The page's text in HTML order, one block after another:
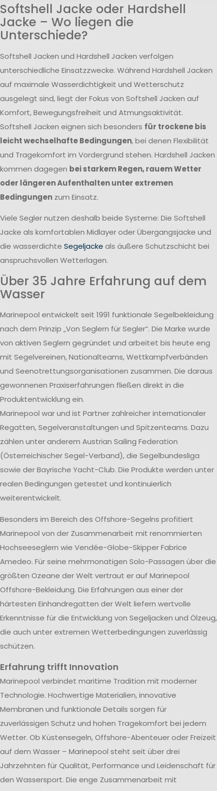
Softshell Jacke oder Hardshell
Jacke – Wo liegen die
Unterschiede?
Softshell Jacken und Hardshell Jacken verfolgen
unterschiedliche Einsatzzwecke. Während Hardshell Jacken
auf maximale Wasserdichtigkeit und Wetterschutz
ausgelegt sind, liegt der Fokus von Softshell Jacken auf
Komfort, Bewegungsfreiheit und Atmungsaktivität.
Softshell Jacken eignen sich besonders für trockene bis
leicht wechselhafte Bedingungen, bei denen Flexibilität
und Tragekomfort im Vordergrund stehen. Hardshell Jacken
kommen dagegen bei starkem Regen, rauem Wetter
oder längeren Aufenthalten unter extremen
Bedingungen zum Einsatz.
Viele Segler nutzen deshalb beide Systeme: Die Softshell
Jacke als komfortablen Midlayer oder Übergangsjacke und
die wasserdichte Segeljacke als äußere Schutzschicht bei
anspruchsvollen Wetterlagen.
Über 35 Jahre Erfahrung auf dem
Wasser
Marinepool entwickelt seit 1991 funktionale Segelbekleidung
nach dem Prinzip „Von Seglern für Segler“. Die Marke wurde
von aktiven Seglern gegründet und arbeitet bis heute eng
mit Segelvereinen, Nationalteams, Wettkampfverbänden
und Seenotrettungsorganisationen zusammen. Die daraus
gewonnenen Praxiserfahrungen fließen direkt in die
Produktentwicklung ein.
Marinepool war und ist Partner zahlreicher internationaler
Regatten, Segelveranstaltungen und Spitzenteams. Dazu
zählen unter anderem Austrian Sailing Federation
(Österreichischer Segel-Verband), die Segelbundesliga
sowie der Bayrische Yacht-Club. Die Produkte werden unter
realen Bedingungen getestet und kontinuierlich
weiterentwickelt.
Besonders im Bereich des Offshore-Segelns profitiert
Marinepool von der Zusammenarbeit mit renommierten
Hochseeseglern wie Vendée-Globe-Skipper Fabrice
Amedeo. Für seine mehrmonatigen Solo-Passagen über die
größten Ozeane der Welt vertraut er auf Marinepool
Offshore-Bekleidung. Die Erfahrungen aus einer der
härtesten Einhandregatten der Welt liefern wertvolle
Erkenntnisse für die Entwicklung von Segeljacken und Ölzeug,
die auch unter extremen Wetterbedingungen zuverlässig
schützen.
Erfahrung trifft Innovation
Marinepool verbindet maritime Tradition mit moderner
Technologie. Hochwertige Materialien, innovative
Membranen und funktionale Details sorgen für
zuverlässigen Schutz und hohen Tragekomfort bei jedem
Wetter. Ob Küstensegeln, Offshore-Abenteuer oder Freizeit
auf dem Wasser – Marinepool steht seit über drei
Jahrzehnten für Qualität, Performance und Leidenschaft für
den Wassersport. Die enge Zusammenarbeit mit